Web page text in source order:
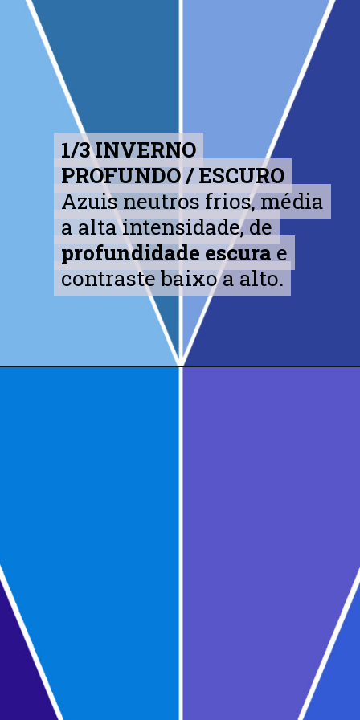
1/3 INVERNO
PROFUNDO / ESCURO
Azuis neutros frios, média
a alta intensidade, de
profundidade escurae
contraste baixo a alto.
1/3 INVERNO
PROFUNDO / ESCURO
Azuis neutros frios, média
a alta intensidade, de
profundidade escurae
contraste baixo a alto.